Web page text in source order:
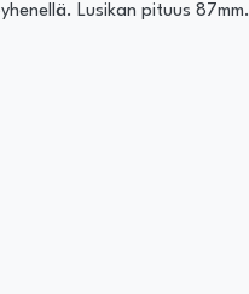
Lusikan pituus 87mm.